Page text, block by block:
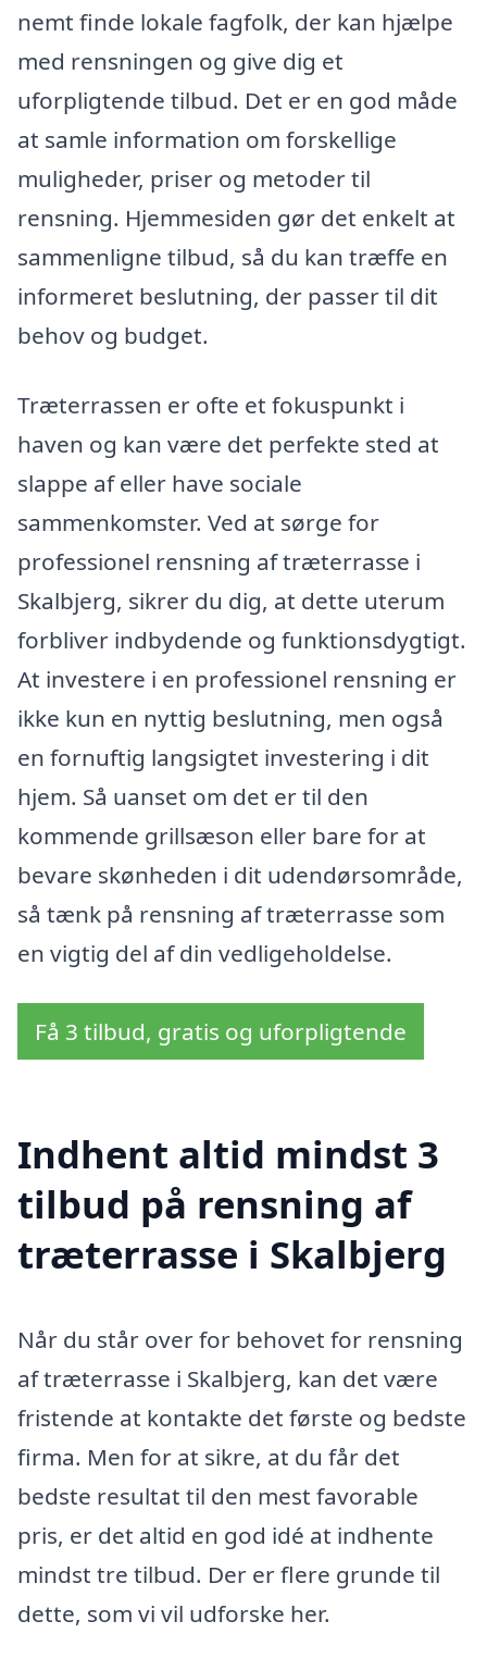
nemt finde lokale fagfolk, der kan hjælpe
med rensningen og give dig et
uforpligtende tilbud. Det er en god måde
at samle information om forskellige
muligheder, priser og metoder til
rensning. Hjemmesiden gør det enkelt at
sammenligne tilbud, så du kan træffe en
informeret beslutning, der passer til dit
behov og budget.
Træterrassen er ofte et fokuspunkt i
haven og kan være det perfekte sted at
slappe af eller have sociale
sammenkomster. Ved at sørge for
professionel rensning af træterrasse i
Skalbjerg, sikrer du dig, at dette uterum
forbliver indbydende og funktionsdygtigt.
At investere i en professionel rensning er
ikke kun en nyttig beslutning, men også
en fornuftig langsigtet investering i dit
hjem. Så uanset om det er til den
kommende grillsæson eller bare for at
bevare skønheden i dit udendørsområde,
så tænk på rensning af træterrasse som
en vigtig del af din vedligeholdelse.
Få 3 tilbud, gratis og uforpligtende
Indhent altid mindst 3
tilbud på rensning af
træterrasse i Skalbjerg
Når du står over for behovet for rensning
af træterrasse i Skalbjerg, kan det være
fristende at kontakte det første og bedste
firma. Men for at sikre, at du får det
bedste resultat til den mest favorable
pris, er det altid en god idé at indhente
mindst tre tilbud. Der er flere grunde til
dette, som vi vil udforske her.